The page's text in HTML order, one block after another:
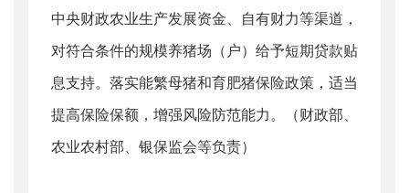
中央财政农业生产发展资金、自有财力等渠道，
对符合条件的规模养猪场（户）给予短期贷款贴
息支持。落实能繁母猪和育肥猪保险政策，适当
提高保险保额，增强风险防范能力。（财政部、
农业农村部、银保监会等负责）